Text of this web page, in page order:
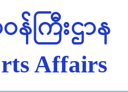
န်ကြီးဌာန
Affairs